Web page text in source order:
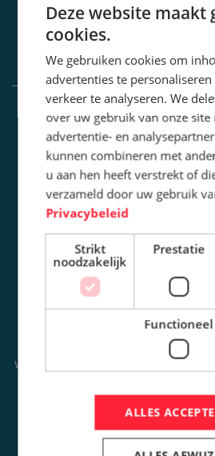
NIEUWSBRIEF.
INFORMATIE
OPLOSSINGEN
SLIJTAGE
PROJECTEN
NIEUWS
OVER ONS
VACATURES
CONTACT
OPENINGSTIJDEN
WERKDAGEN GEOPEND VANAF
Deze website maakt
cookies.
We gebruiken cookies om
advertenties te
verkeer te analyseren. We
over uw gebruik van onze site
advertentie- en
kunnen combineren met
u aan hen heeft verstrekt of
verzameld door uw gebruik
Privacybeleid
Strikt
noodzakelijk
Prestatie
Functioneel
ALLES